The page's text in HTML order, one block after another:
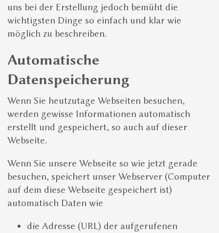
TEAM ABENTEUER
Unsere Team-Events bieten sich für
an. Stellen Sie einfach eine
Buchungsanfrage
3 SCHRITTE ZUR PERFEKTEN TOUR
1
Tour eines Naturabenteuers auswählen
2
Vorgegebenen Termin wählen. Oder eigenen
Termin samt gewünschten Zusatzleistungen
vorschlagen
3
uns bei der Erstellung jedoch bemüht die
wichtigsten Dinge so einfach und klar wie
möglich zu beschreiben.
Automatische
Datenspeicherung
Wenn Sie heutzutage Webseiten besuchen,
werden gewisse Informationen automatisch
erstellt und gespeichert, so auch auf dieser
Webseite.
Wenn Sie unsere Webseite so wie jetzt gerade
besuchen, speichert unser Webserver (Computer
auf dem diese Webseite gespeichert ist)
automatisch Daten wie
die Adresse (URL) der aufgerufenen